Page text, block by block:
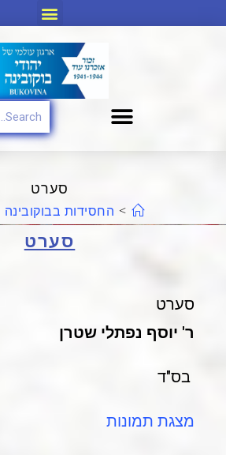
סערט
> החסידות בבוקובינה
סערט
סערט
ר' יוסף נפתלי שטרן
בס"ד
מצגת תמונות